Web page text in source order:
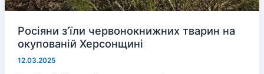
Росіяни з’їли червонокнижних тварин на
окупованій Херсонщині
12.03.2025